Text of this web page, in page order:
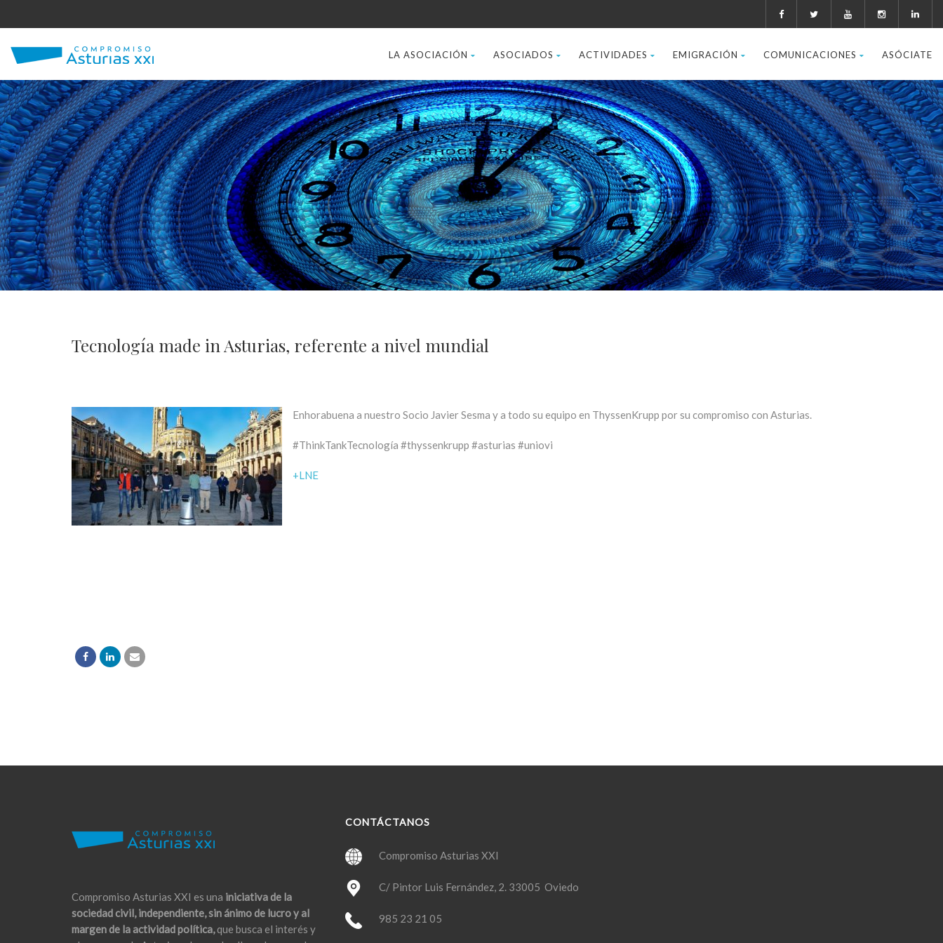
LA ASOCIACIÓN ASOCIADOS ACTIVIDADES EMIGRACIÓN COMUNICACIONES ASÓCIATE
Tecnología made in Asturias, referente a nivel mundial
Enhorabuena a nuestro Socio Javier Sesma y a todo su equipo en ThyssenKrupp por su compromiso con Asturias.
#ThinkTankTecnología #thyssenkrupp #asturias #uniovi
+LNE
Compromiso Asturias XXI es una iniciativa de la
sociedad civil, independiente, sin ánimo de lucro y al
margen de la actividad política,que busca el interés y
CONTÁCTANOS
Compromiso Asturias XXI
C/ Pintor Luis Fernández, 2. 33005 Oviedo
985 23 21 05